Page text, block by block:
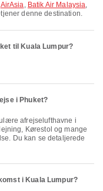
AirAsia, Batik Air Malaysia,
denne destination.
til Kuala Lumpur?
i Phuket?
afrejselufthavne i
Kørestol og mange
Du kan se detaljerede
i Kuala Lumpur?